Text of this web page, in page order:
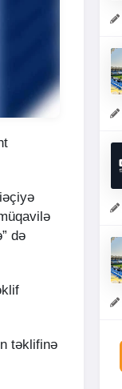
də
təklifinə